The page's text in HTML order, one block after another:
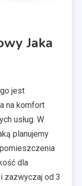
Jaka
jest
na komfort
usług. W
planujemy
dla
zazwyczaj od 3